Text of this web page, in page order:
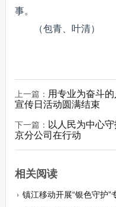
事。
（包青、叶清）
上一篇： 用专业为奋斗
宣传日活动圆满结束
下一篇： 以人民为中心
京分公司在行动
相关阅读
镇江移动开展“银色守护”专